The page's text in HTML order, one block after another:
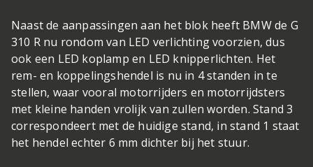
Naast de aanpassingen aan het blok heeft BMW de G
310 R nu rondom van LED verlichting voorzien, dus
ook een LED koplamp en LED knipperlichten. Het
rem- en koppelingshendel is nu in 4 standen in te
stellen, waar vooral motorrijders en motorrijdsters
met kleine handen vrolijk van zullen worden. Stand 3
correspondeert met de huidige stand, in stand 1 staat
het hendel echter 6 mm dichter bij het stuur.